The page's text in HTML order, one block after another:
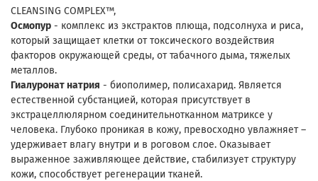
CLEАNSING COMPLEX™,
Осмопур - комплекс из экстрактов плюща, подсолнуха и риса,
который защищает клетки от токсического воздействия
факторов окружающей среды, от табачного дыма, тяжелых
металлов.
Гиалуронат натрия - биополимер, полисахарид. Является
естественной субстанцией, которая присутствует в
экстрацеллюлярном соединительнотканном матриксе у
человека. Глубоко проникая в кожу, превосходно увлажняет –
удерживает влагу внутри и в роговом слое. Оказывает
выраженное заживляющее действие, стабилизует структуру
кожи, способствует регенерации тканей.